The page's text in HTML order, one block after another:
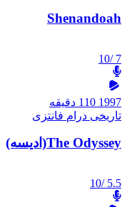
Shenandoah
7
/10
1997 110 دقیقه
تاریخی درام فانتزی
The Odyssey(ادیسه)
5.5
/10